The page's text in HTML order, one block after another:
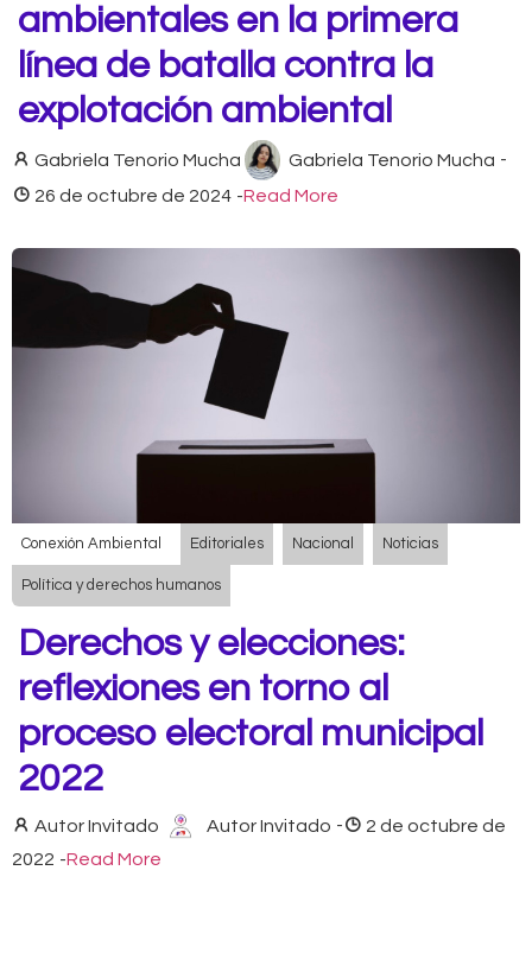
ambientales en la primera
línea de batalla contra la
explotación ambiental
Gabriela Tenorio Mucha Gabriela Tenorio Mucha -
26 de octubre de 2024 -Read More
Conexión Ambiental Editoriales Nacional Noticias
Política y derechos humanos
Derechos y elecciones:
reflexiones en torno al
proceso electoral municipal
2022
Autor Invitado Autor Invitado -
2 de octubre de
2022 -Read More